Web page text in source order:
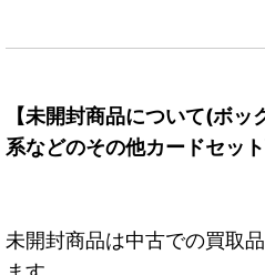
【未開封商品について(ボ
系などのその他カードセット
未開封商品は中古での買取